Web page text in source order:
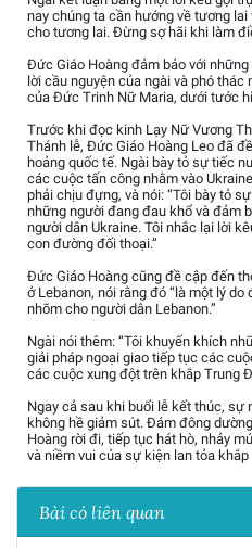
nay chúng ta cần hướng về tương lai
cho tương lai. Đừng sợ hãi khi làm
Đức Giáo Hoàng đảm bảo với
lời cầu nguyện của ngài và phó
của Đức Trinh Nữ Maria, dưới tước
Trước khi đọc kinh Lạy Nữ Vương
Thánh lễ, Đức Giáo Hoàng Leo đã
hoảng quốc tế. Ngài bày tỏ sự tiếc
các cuộc tấn công nhằm vào
phải chịu đựng, và nói: “Tôi bày tỏ
những người đang đau khổ và đảm
người dân Ukraine. Tôi nhắc lại lời
con đường đối thoại.”
Đức Giáo Hoàng cũng đề cập đến
ở Lebanon, nói rằng đó “là một lý do
nhõm cho người dân Lebanon.”
Ngài nói thêm: “Tôi khuyến khích
giải pháp ngoại giao tiếp tục các
các cuộc xung đột trên khắp Trung
Ngay cả sau khi buổi lễ kết thúc, sự
không hề giảm sút. Đám đông
Hoàng rời đi, tiếp tục hát hò, nhảy
và niềm vui của sự kiện lan tỏa
Bài có liên quan